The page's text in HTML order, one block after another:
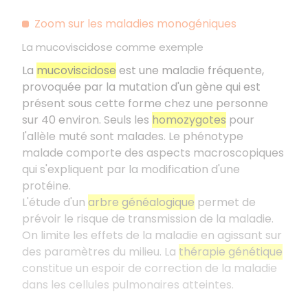
Zoom sur les maladies monogéniques
La mucoviscidose comme exemple
La mucoviscidose est une maladie fréquente,
provoquée par la mutation d'un gène qui est
présent sous cette forme chez une personne
sur 40 environ. Seuls les homozygotes pour
l'allèle muté sont malades. Le phénotype
malade comporte des aspects macroscopiques
qui s'expliquent par la modification d'une
protéine.
L'étude d'un arbre généalogique permet de
prévoir le risque de transmission de la maladie.
On limite les effets de la maladie en agissant sur
des paramètres du milieu. La thérapie génétique
constitue un espoir de correction de la maladie
dans les cellules pulmonaires atteintes.